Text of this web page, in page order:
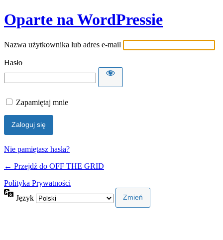
Oparte na WordPressie
Nazwa użytkownika lub adres e-mail
Hasło
Zapamiętaj mnie
Nie pamiętasz hasła?
← Przejdź do OFF THE GRID
Polityka Prywatności
Język